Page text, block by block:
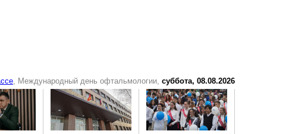
, Международный день офтальмологии, суббота, 08.08.2026